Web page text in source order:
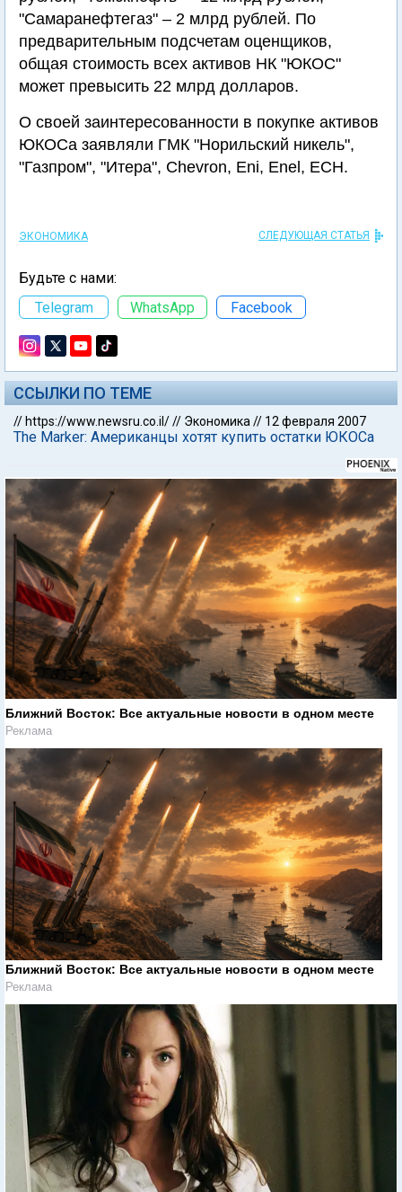
"Самаранефтегаз" – 2 млрд рублей. По
предварительным подсчетам оценщиков,
общая стоимость всех активов НК "ЮКОС"
может превысить 22 млрд долларов.
О своей заинтересованности в покупке активов
ЮКОСа заявляли ГМК "Норильский никель",
"Газпром", "Итера", Chevron, Eni, Enel, ЕСН.
ЭКОНОМИКА СЛЕДУЮЩАЯ СТАТЬЯ
Будьте с нами:
Telegram
WhatsApp Facebook
ССЫЛКИ ПО ТЕМЕ
// https://www.newsru.co.il/// Экономика // 12 февраля 2007
The Marker: Американцы хотят купить остатки ЮКОСа
Ближний Восток: Все актуальные новости в одном месте
Реклама
Ближний Восток: Все актуальные новости в одном месте
Реклама